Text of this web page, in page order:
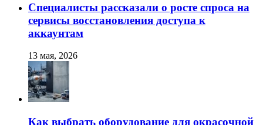
Специалисты рассказали о росте спроса на
сервисы восстановления доступа к
аккаунтам
13 мая, 2026
Как выбрать оборудование для окрасочной